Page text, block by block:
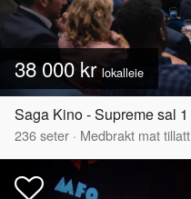
38 000 kr lokalleie
Saga Kino - Supreme sal 1
236seter · Medbrakt mat tillatt